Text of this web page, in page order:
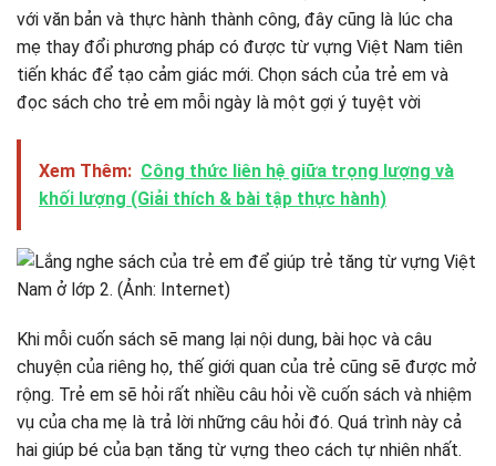
với văn bản và thực hành thành công, đây cũng là lúc cha
mẹ thay đổi phương pháp có được từ vựng Việt Nam tiên
tiến khác để tạo cảm giác mới. Chọn sách của trẻ em và
đọc sách cho trẻ em mỗi ngày là một gợi ý tuyệt vời
Xem Thêm: Công thức liên hệ giữa trọng lượng và
khối lượng (Giải thích & bài tập thực hành)
Khi mỗi cuốn sách sẽ mang lại nội dung, bài học và câu
chuyện của riêng họ, thế giới quan của trẻ cũng sẽ được mở
rộng. Trẻ em sẽ hỏi rất nhiều câu hỏi về cuốn sách và nhiệm
vụ của cha mẹ là trả lời những câu hỏi đó. Quá trình này cả
hai giúp bé của bạn tăng từ vựng theo cách tự nhiên nhất.